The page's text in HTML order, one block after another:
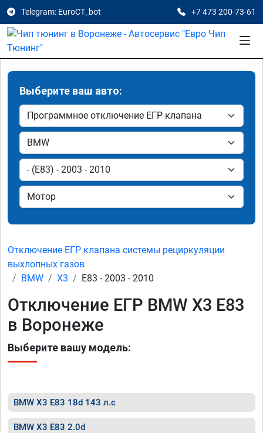
Telegram: EuroCT_bot +7 473 200-73-61
Выберите ваш авто:
Отключение ЕГР клапана системы рециркуляции
выхлопных газов
BMW
X3 E83 - 2003 - 2010
Отключение ЕГР BMW X3 E83
в Воронеже
Выберите вашу модель:
BMW X3 E83 18d 143 л.с
BMW X3 E83 2.0d